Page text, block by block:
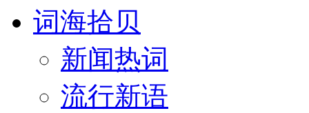
词海拾贝
新闻热词
流行新语